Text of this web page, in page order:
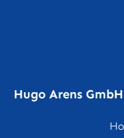
Hugo Arens